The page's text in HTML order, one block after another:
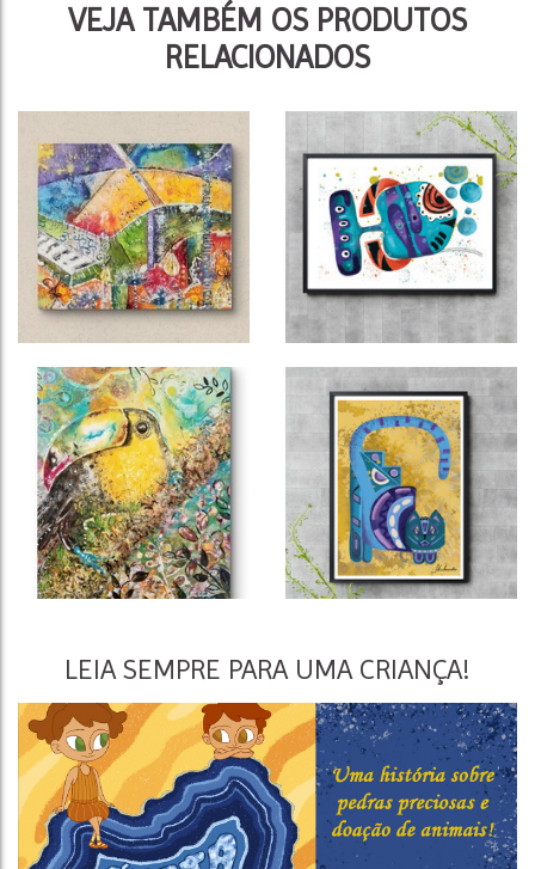
VEJA TAMBÉM OS PRODUTOS
RELACIONADOS
LEIA SEMPRE PARA UMA CRIANÇA!